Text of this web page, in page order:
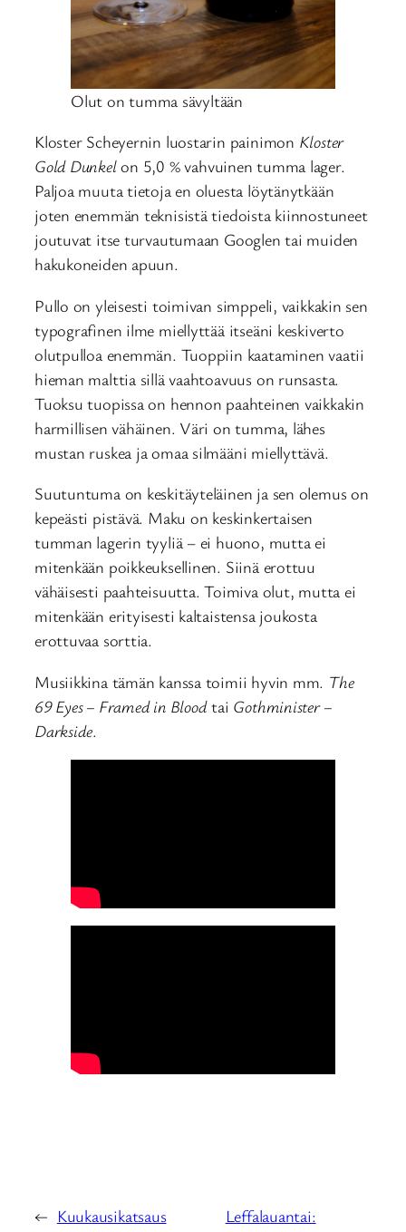
Olut on tumma sävyltään
Kloster Scheyernin luostarin painimon Kloster
Gold Dunkelon 5,0 % vahvuinen tumma lager.
Paljoa muuta tietoja en oluesta löytänytkään
joten enemmän teknisistä tiedoista kiinnostuneet
joutuvat itse turvautumaan Googlen tai muiden
hakukoneiden apuun.
Pullo on yleisesti toimivan simppeli, vaikkakin sen
typografinen ilme miellyttää itseäni keskiverto
olutpulloa enemmän. Tuoppiin kaataminen vaatii
hieman malttia sillä vaahtoavuus on runsasta.
Tuoksu tuopissa on hennon paahteinen vaikkakin
harmillisen vähäinen. Väri on tumma, lähes
mustan ruskea ja omaa silmääni miellyttävä.
Suutuntuma on keskitäyteläinen ja sen olemus on
kepeästi pistävä. Maku on keskinkertaisen
tumman lagerin tyyliä – ei huono, mutta ei
mitenkään poikkeuksellinen. Siinä erottuu
vähäisesti paahteisuutta. Toimiva olut, mutta ei
mitenkään erityisesti kaltaistensa joukosta
erottuvaa sorttia.
Musiikkina tämän kanssa toimii hyvin mm. The
69 Eyes – Framed in Bloodtai Gothminister –
Darkside.
← Kuukausikatsaus
Leffalauantai: